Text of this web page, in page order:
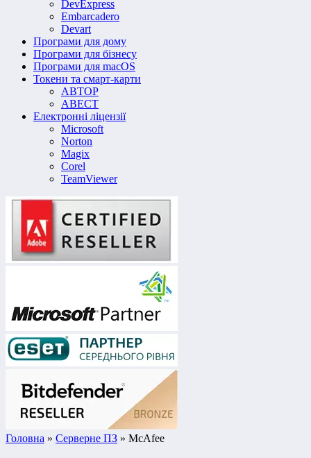
DevExpress
Embarcadero
Devart
Програми для дому
Програми для бізнесу
Програми для macOS
Токени та смарт-карти
АВТОР
АВЕСТ
Електронні ліцензії
Microsoft
Norton
Magix
Corel
TeamViewer
Головна » Серверне ПЗ » McAfee